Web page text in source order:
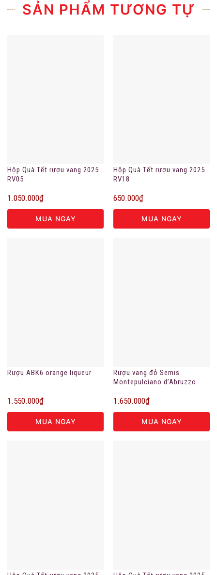
SẢN PHẨM TƯƠNG TỰ
Hộp Quà Tết rượu vang 2025
RV05
1.050.000₫
MUA NGAY
Hộp Quà Tết rượu vang 2025
RV18
650.000₫
MUA NGAY
Rượu ABK6 orange liqueur
1.550.000₫
MUA NGAY
Rượu vang đỏ Semis
Montepulciano d’Abruzzo
1.650.000₫
MUA NGAY